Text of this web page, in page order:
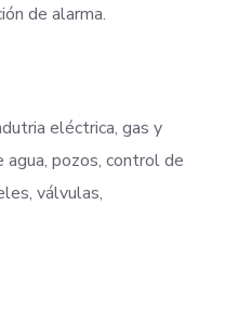
de alarma.
eléctrica, gas y
pozos, control de
válvulas,